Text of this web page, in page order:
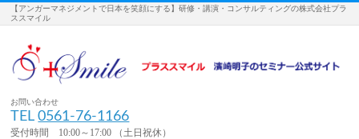
【アンガーマネジメントで日本を笑顔にする】研修・講演・コンサルティングの株式会社プラ
ススマイル
お問い合わせ
TEL0561-76-1166
受付時間 10:00～17:00 （土日祝休）